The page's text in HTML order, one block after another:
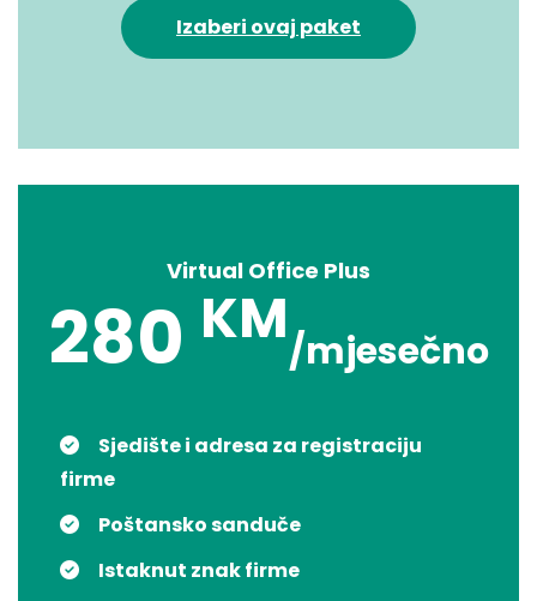
Izaberi ovaj paket
Virtual Office Plus
280 KM/mjesečno
Sjedište i adresa za registraciju
firme
Poštansko sanduče
Istaknut znak firme